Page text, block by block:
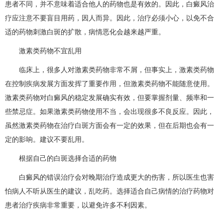
患者不同，并不意味着适合他人的药物也是有效的。因此，白癜风治
疗应注意不要盲目用药，因人而异。因此，治疗必须小心，以免不合
适的药物刺激白斑的扩散，病情恶化会越来越严重。
激素类药物不宜乱用
临床上，很多人对激素类药物非常不屑，但事实上，激素类药物
在控制疾病发展方面发挥了重要作用，但激素类药物不能随意使用。
激素类药物对白癜风的稳定发展确实有效，但要掌握剂量、频率和一
些禁忌症。如果激素类药物使用不当，会出现很多不良反应。因此，
虽然激素类药物在治疗白斑方面会有一定的效果，但在后期也会有一
定的影响。建议不要乱用。
根据自己的白斑选择合适的药物
白癜风的错误治疗会对晚期治疗造成更大的伤害，所以医生也害
怕病人不听从医生的建议，乱吃药。选择适合自己病情的治疗药物对
患者治疗疾病非常重要，以避免许多不利因素。